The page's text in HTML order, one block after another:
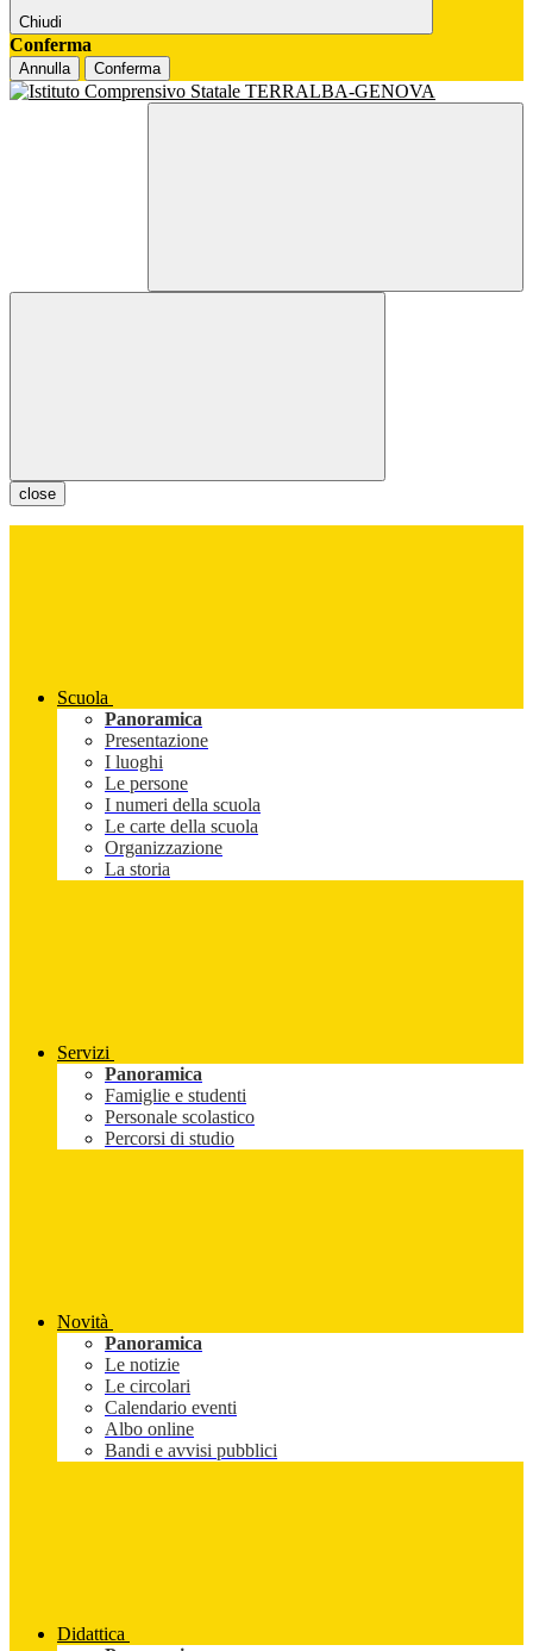
Chiudi
Conferma
Annulla Conferma
close
Scuola
Panoramica
Presentazione
I luoghi
Le persone
I numeri della scuola
Le carte della scuola
Organizzazione
La storia
Servizi
Panoramica
Famiglie e studenti
Personale scolastico
Percorsi di studio
Novità
Panoramica
Le notizie
Le circolari
Calendario eventi
Albo online
Bandi e avvisi pubblici
Didattica